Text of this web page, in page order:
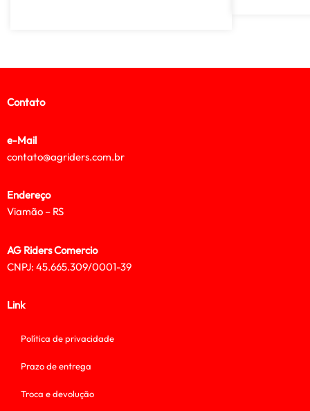
Contato
e-Mail
contato@agriders.com.br
Endereço
Viamão – RS
AG Riders Comercio
CNPJ: 45.665.309/0001-39
Link
Política de privacidade
Prazo de entrega
Troca e devolução